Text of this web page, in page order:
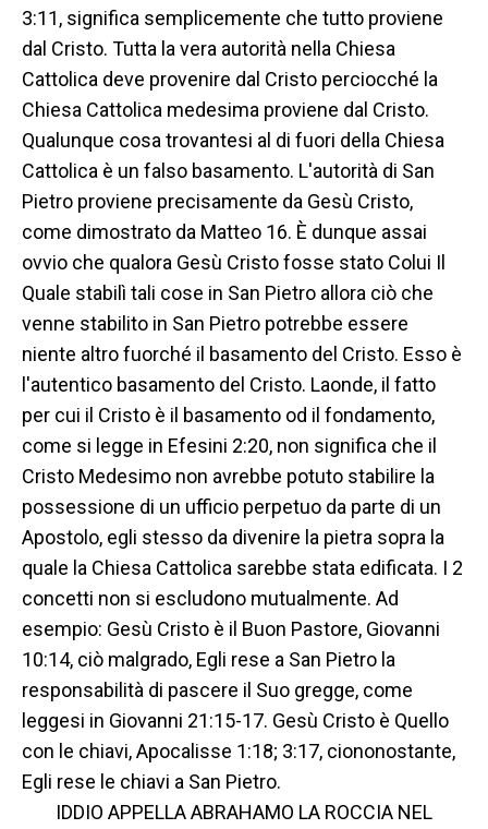
3:11, significa semplicemente che tutto proviene
dal Cristo. Tutta la vera autorità nella Chiesa
Cattolica deve provenire dal Cristo perciocché la
Chiesa Cattolica medesima proviene dal Cristo.
Qualunque cosa trovantesi al di fuori della Chiesa
Cattolica è un falso basamento. L'autorità di San
Pietro proviene precisamente da Gesù Cristo,
come dimostrato da Matteo 16. È dunque assai
ovvio che qualora Gesù Cristo fosse stato Colui Il
Quale stabilì tali cose in San Pietro allora ciò che
venne stabilito in San Pietro potrebbe essere
niente altro fuorché il basamento del Cristo. Esso è
l'autentico basamento del Cristo. Laonde, il fatto
per cui il Cristo è il basamento od il fondamento,
come si legge in Efesini 2:20, non significa che il
Cristo Medesimo non avrebbe potuto stabilire la
possessione di un ufficio perpetuo da parte di un
Apostolo, egli stesso da divenire la pietra sopra la
quale la Chiesa Cattolica sarebbe stata edificata. I 2
concetti non si escludono mutualmente. Ad
esempio: Gesù Cristo è il Buon Pastore, Giovanni
10:14, ciò malgrado, Egli rese a San Pietro la
responsabilità di pascere il Suo gregge, come
leggesi in Giovanni 21:15-17. Gesù Cristo è Quello
con le chiavi, Apocalisse 1:18; 3:17, ciononostante,
Egli rese le chiavi a San Pietro.
IDDIO APPELLA ABRAHAMO LA ROCCIA NEL